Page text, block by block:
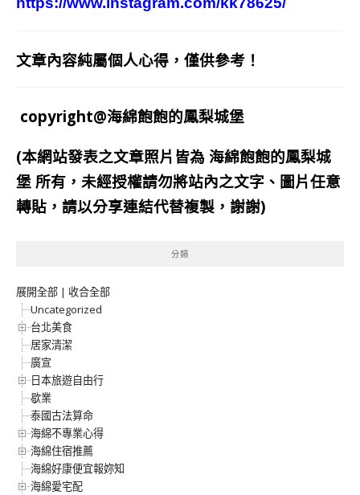
文章內容純屬個人心得，僅供參考！
copyright@海綿飽飽的鳳梨城堡
(本網站發表之文章照片皆為 海綿飽飽的鳳梨城
堡 所有，未經授權請勿將站內之文字、圖片任意
轉貼，請以分享連結代替複製，謝謝)
分類
展開全部 | 收合全部
Uncategorized
台北美食
居家清潔
廣宣
日本旅遊自由行
歇業
泰國古法算命
海綿不專業心得
海綿住宿推薦
海綿好康便宜報妳知
海綿愛宅配